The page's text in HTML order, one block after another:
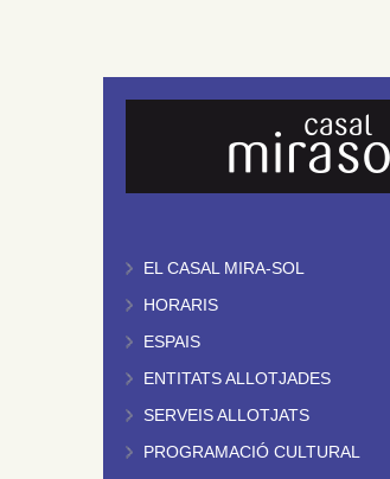
EL CASAL MIRA-SOL
HORARIS
ESPAIS
ENTITATS ALLOTJADES
SERVEIS ALLOTJATS
PROGRAMACIÓ CULTURAL